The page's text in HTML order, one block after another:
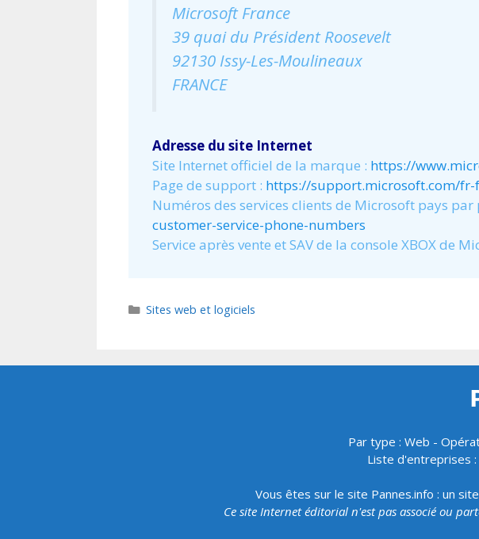
Microsoft France
39 quai du Président Roosevelt
92130 Issy-Les-Moulineaux
FRANCE
Adresse du site Internet
Site Internet officiel de la marque : https://
Page de support : https://support.microsoft.com/
Numéros des services clients de Microsoft pays par
customer-service-phone-numbers
Service après vente et SAV de la console XBOX
Catégories
Sites web et logiciels
Par type : Web -
Liste d'entreprises :
Vous êtes sur le site Pannes.info : un
Ce site Internet éditorial n'est pas associé ou